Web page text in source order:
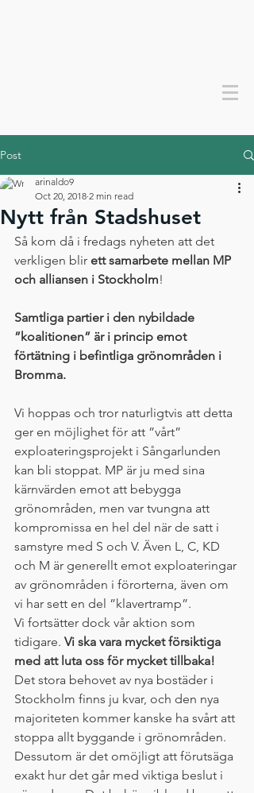
Post
Nytt från Stadshuset
arinaldo9
Oct 20, 2018 2 min read
Så kom då i fredags nyheten att det
verkligen blir ett samarbete mellan MP
och alliansen i Stockholm!
Samtliga partier i den nybildade
”koalitionen” är i princip emot
förtätning i befintliga grönområden i
Bromma.
Vi hoppas och tror naturligtvis att detta
ger en möjlighet för att ”vårt”
exploateringsprojekt i Sångarlunden
kan bli stoppat. MP är ju med sina
kärnvärden emot att bebygga
grönområden, men var tvungna att
kompromissa en hel del när de satt i
samstyre med S och V. Även L, C, KD
och M är generellt emot exploateringar
av grönområden i förorterna, även om
vi har sett en del ”klavertramp”.
Vi fortsätter dock vår aktion som
tidigare. Vi ska vara mycket försiktiga
med att luta oss för mycket tillbaka!
Det stora behovet av nya bostäder i
Stockholm finns ju kvar, och den nya
majoriteten kommer kanske ha svårt att
stoppa allt byggande i grönområden.
Dessutom är det omöjligt att förutsäga
exakt hur det går med viktiga beslut i